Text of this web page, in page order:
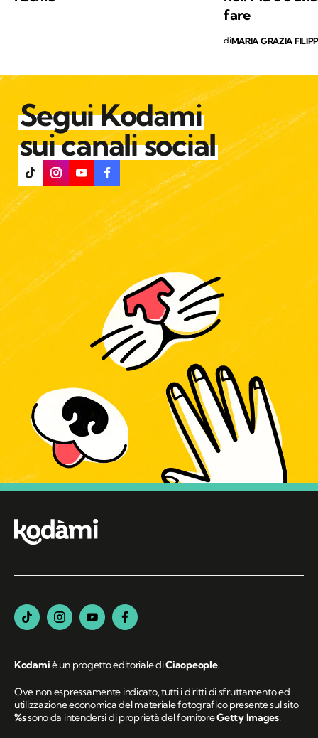
fare
diMARIA GRAZIA
Segui Kodami
sui canali social
Kodamiè un progetto editoriale diCiaopeople.
Ove non espressamente indicato, tutti i diritti di sfruttamento ed
utilizzazione economica del materiale fotografico presente sul sito
%ssono da intendersi di proprietà del fornitoreGetty Images.